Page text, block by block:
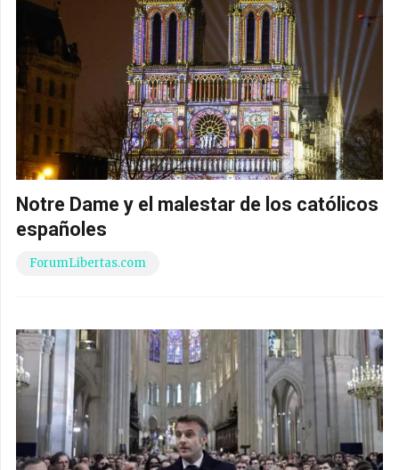
Notre Dame y el malestar de los católicos
españoles
ForumLibertas.com